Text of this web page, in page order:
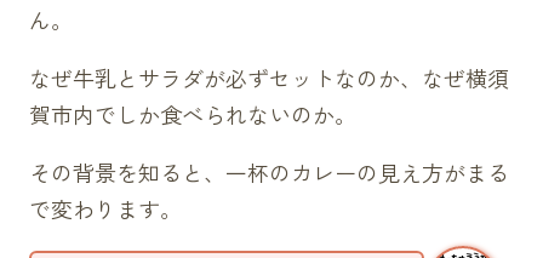
ん。
なぜ牛乳とサラダが必ずセットなのか、なぜ横須
賀市内でしか食べられないのか。
その背景を知ると、一杯のカレーの見え方がまる
で変わります。